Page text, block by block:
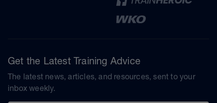
Get the Latest Training Advice
The latest news, articles, and resources, sent to your
inbox weekly.